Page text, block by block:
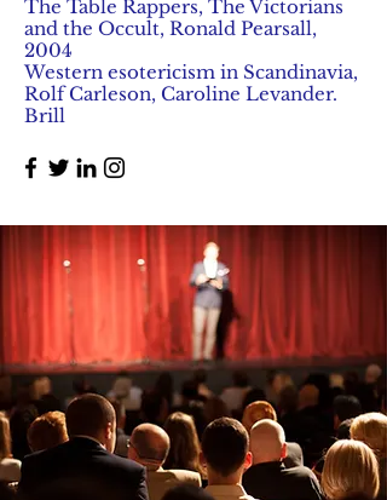
The Table Rappers, The Victorians
and the Occult, Ronald Pearsall,
2004
Western esotericism in Scandinavia,
Rolf Carleson, Caroline Levander.
Brill